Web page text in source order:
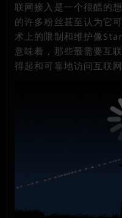
联网接入是一个很酷的
的许多粉丝甚至认为它
术上的限制和维护像
意味着，那些最需要互
得起和可靠地访问互联